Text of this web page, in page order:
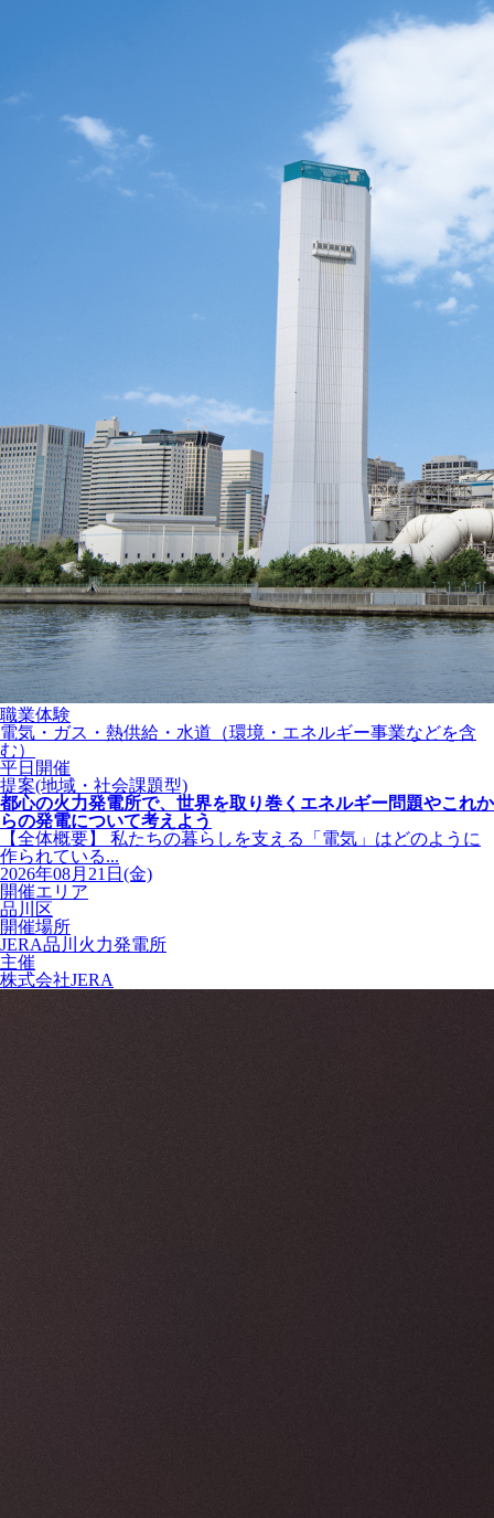
職業体験
電気・ガス・熱供給・水道（環境・エネルギー事業などを含
む）
平日開催
提案(地域・社会課題型)
都心の火力発電所で、世界を取り巻くエネルギー問題やこれか
らの発電について考えよう
【全体概要】 私たちの暮らしを支える「電気」はどのように
作られている...
2026年08月21日(金)
開催エリア
品川区
開催場所
JERA品川火力発電所
主催
株式会社JERA